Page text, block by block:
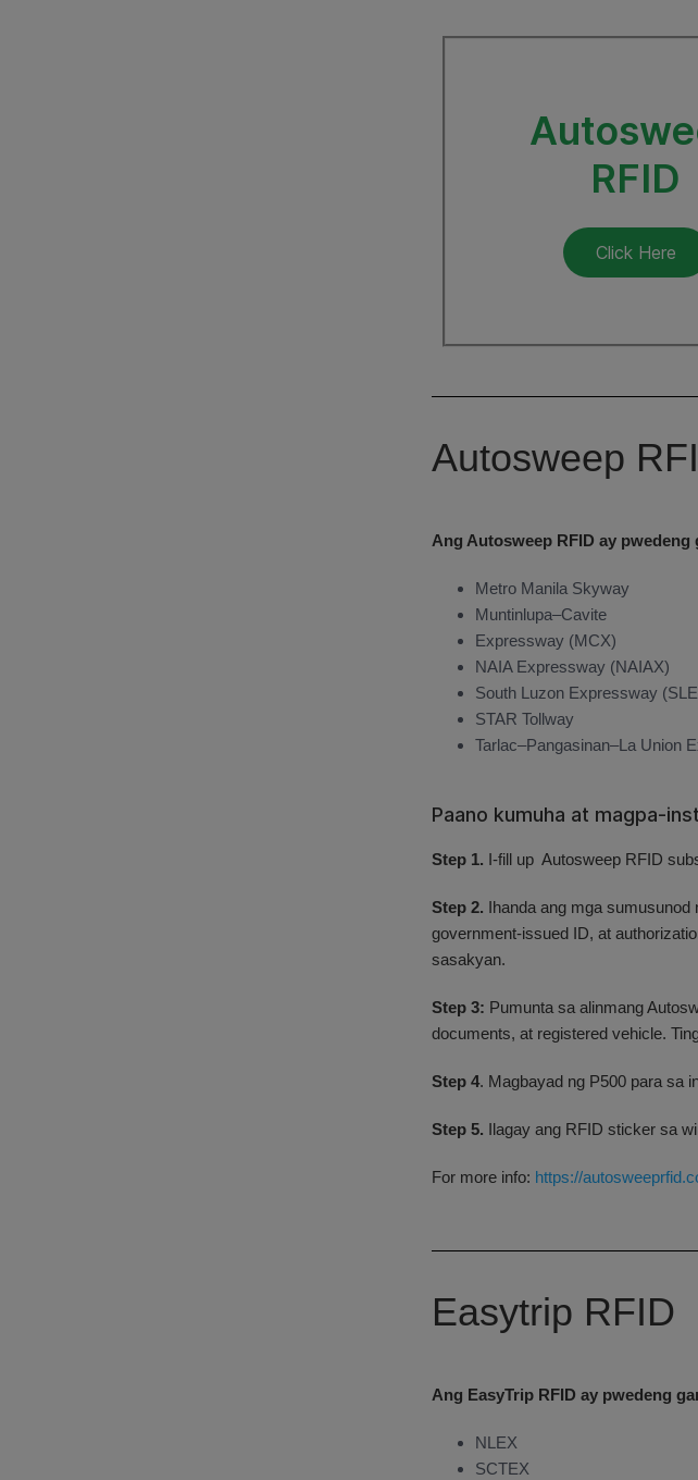
RFID
Click Here
Autosweep
Ang Autosweep RFID ay
Metro Manila Skyway
Muntinlupa–Cavite
Expressway (MCX)
NAIA Expressway (NAIAX)
South Luzon Expressway
STAR Tollway
Tarlac–Pangasinan–La Union
Paano kumuha at magpa-
Step 1. I-fill up Autosweep RFID
Step 2. Ihanda ang mga
government-issued ID, at
sasakyan.
Step 3: Pumunta sa alinmang
documents, at registered vehicle.
Step 4. Magbayad ng P500 para sa
Step 5. Ilagay ang RFID sticker sa
For more info: https://
Easytrip RFID
Ang EasyTrip RFID ay pwedeng
NLEX
SCTEX